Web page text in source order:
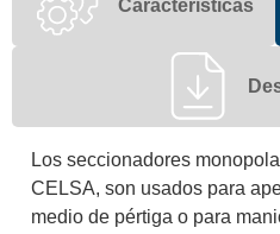
Características
Los seccionadores
CELSA, son usados para
medio de pértiga o para